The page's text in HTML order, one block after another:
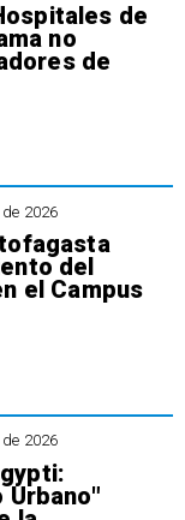
de
no
de
2026
del
el Campus
2026
Urbano"